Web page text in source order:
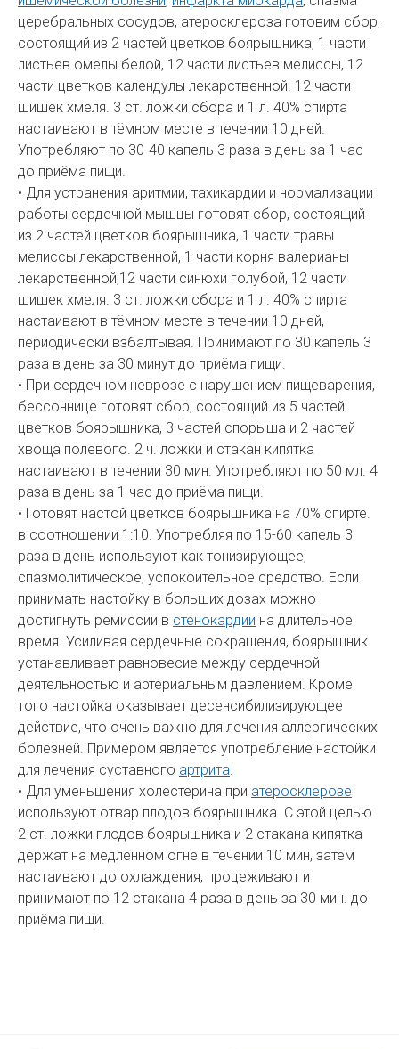
церебральных сосудов, атеросклероза готовим сбор,
состоящий из 2 частей цветков боярышника, 1 части
листьев омелы белой, 12 части листьев мелиссы, 12
части цветков календулы лекарственной. 12 части
шишек хмеля. 3 ст. ложки сбора и 1 л. 40% спирта
настаивают в тёмном месте в течении 10 дней.
Употребляют по 30-40 капель 3 раза в день за 1 час
до приёма пищи.
• Для устранения аритмии, тахикардии и нормализации
работы сердечной мышцы готовят сбор, состоящий
из 2 частей цветков боярышника, 1 части травы
мелиссы лекарственной, 1 части корня валерианы
лекарственной,12 части синюхи голубой, 12 части
шишек хмеля. 3 ст. ложки сбора и 1 л. 40% спирта
настаивают в тёмном месте в течении 10 дней,
периодически взбалтывая. Принимают по 30 капель 3
раза в день за 30 минут до приёма пищи.
• При сердечном неврозе с нарушением пищеварения,
бессоннице готовят сбор, состоящий из 5 частей
цветков боярышника, 3 частей спорыша и 2 частей
хвоща полевого. 2 ч. ложки и стакан кипятка
настаивают в течении 30 мин. Употребляют по 50 мл. 4
раза в день за 1 час до приёма пищи.
• Готовят настой цветков боярышника на 70% спирте.
в соотношении 1:10. Употребляя по 15-60 капель 3
раза в день используют как тонизирующее,
спазмолитическое, успокоительное средство. Если
принимать настойку в больших дозах можно
достигнуть ремиссии в стенокардии на длительное
время. Усиливая сердечные сокращения, боярышник
устанавливает равновесие между сердечной
деятельностью и артериальным давлением. Кроме
того настойка оказывает десенсибилизирующее
действие, что очень важно для лечения аллергических
болезней. Примером является употребление настойки
для лечения суставного артрита.
• Для уменьшения холестерина при атеросклерозе
используют отвар плодов боярышника. С этой целью
2 ст. ложки плодов боярышника и 2 стакана кипятка
держат на медленном огне в течении 10 мин, затем
настаивают до охлаждения, процеживают и
принимают по 12 стакана 4 раза в день за 30 мин. до
приёма пищи.